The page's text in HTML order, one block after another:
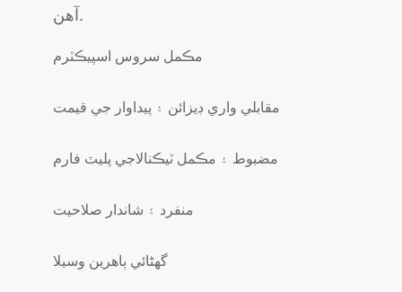
آهن.
مڪمل سروس اسپيڪٽرم
مقابلي واري ڊيزائن ۽ پيداوار جي قيمت
مضبوط ۽ مڪمل ٽيڪنالاجي پليٽ فارم
منفرد ۽ شاندار صلاحيت
گهڻائي ٻاهرين وسيلا